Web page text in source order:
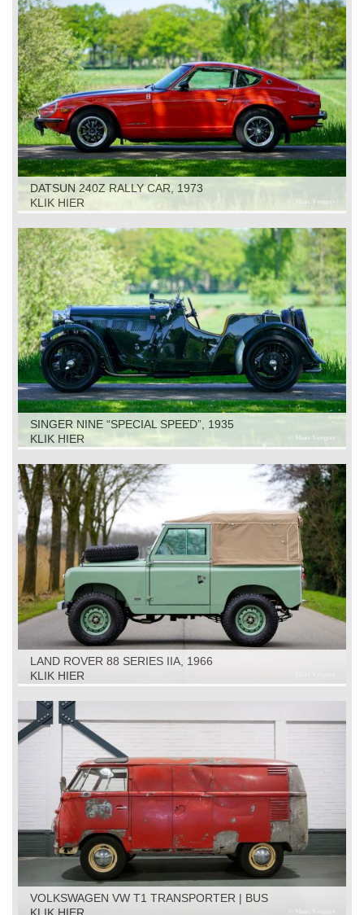
DATSUN 240Z RALLY CAR, 1973
KLIK HIER
SINGER NINE “SPECIAL SPEED”, 1935
KLIK HIER
LAND ROVER 88 SERIES IIA, 1966
KLIK HIER
VOLKSWAGEN VW T1 TRANSPORTER | BUS
RESTORATION OBJECT, 1961